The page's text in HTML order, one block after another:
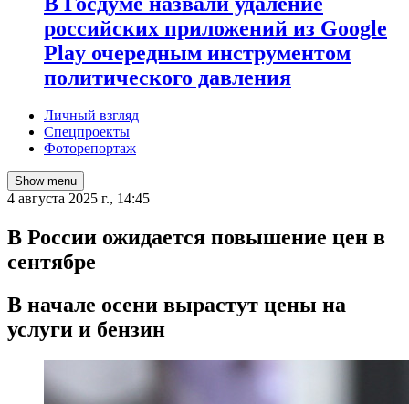
российских приложений из Google
Play очередным инструментом
политического давления
Личный взгляд
Спецпроекты
Фоторепортаж
Show menu
4 августа 2025 г., 14:45
В России ожидается повышение цен в
сентябре
В начале осени вырастут цены на
услуги и бензин